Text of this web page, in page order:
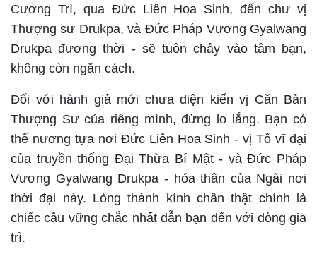
Cương Trì, qua Đức Liên Hoa Sinh, đến chư vị
Thượng sư Drukpa, và Đức Pháp Vương Gyalwang
Drukpa đương thời - sẽ tuôn chảy vào tâm bạn,
không còn ngăn cách.
Đối với hành giả mới chưa diện kiến vị Căn Bản
Thượng Sư của riêng mình, đừng lo lắng. Bạn có
thể nương tựa nơi Đức Liên Hoa Sinh - vị Tổ vĩ đại
của truyền thống Đại Thừa Bí Mật - và Đức Pháp
Vương Gyalwang Drukpa - hóa thân của Ngài nơi
thời đại này. Lòng thành kính chân thật chính là
chiếc cầu vững chắc nhất dẫn bạn đến với dòng gia
trì.